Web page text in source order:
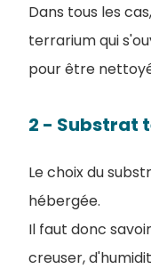
Dans tous les
terrarium qui
pour être
2 - Substrat
Le choix du
hébergée.
Il faut donc
creuser,